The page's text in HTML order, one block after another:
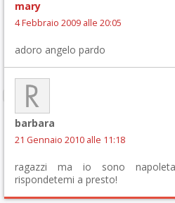
mary
4 Febbraio 2009 alle 20:05
adoro angelo pardo
barbara
21 Gennaio 2010 alle 11:18
ragazzi ma io sono
rispondetemi a presto!